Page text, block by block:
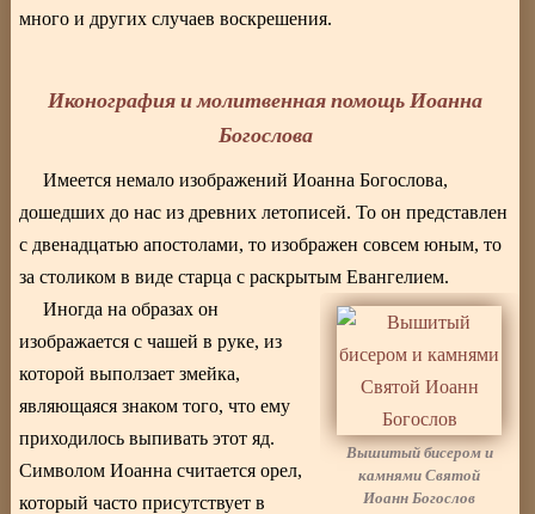
много и других случаев воскрешения.
Иконография и молитвенная помощь Иоанна
Богослова
Имеется немало изображений Иоанна Богослова,
дошедших до нас из древних летописей. То он представлен
с двенадцатью апостолами, то изображен совсем юным, то
за столиком в виде старца с раскрытым Евангелием.
Вышитый бисером и
камнями Святой
Иоанн Богослов
Иногда на образах он
изображается с чашей в руке, из
которой выползает змейка,
являющаяся знаком того, что ему
приходилось выпивать этот яд.
Символом Иоанна считается орел,
который часто присутствует в